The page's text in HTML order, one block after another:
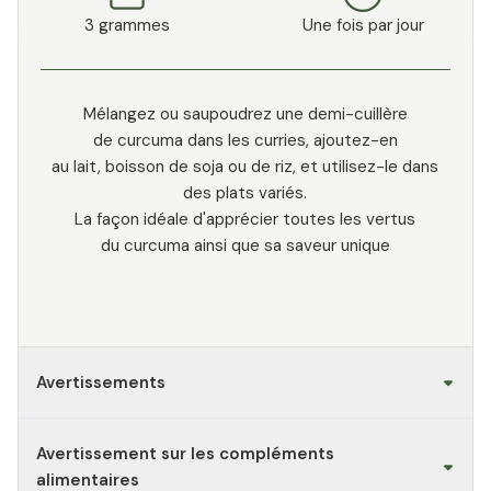
3 grammes Une fois par jour
Mélangez ou saupoudrez une demi-cuillère
de curcuma dans les curries, ajoutez-en
au lait, boisson de soja ou de riz, et utilisez-le dans
des plats variés.
La façon idéale d'apprécier toutes les vertus
du curcuma ainsi que sa saveur unique
Avertissements
Avertissement sur les compléments
alimentaires